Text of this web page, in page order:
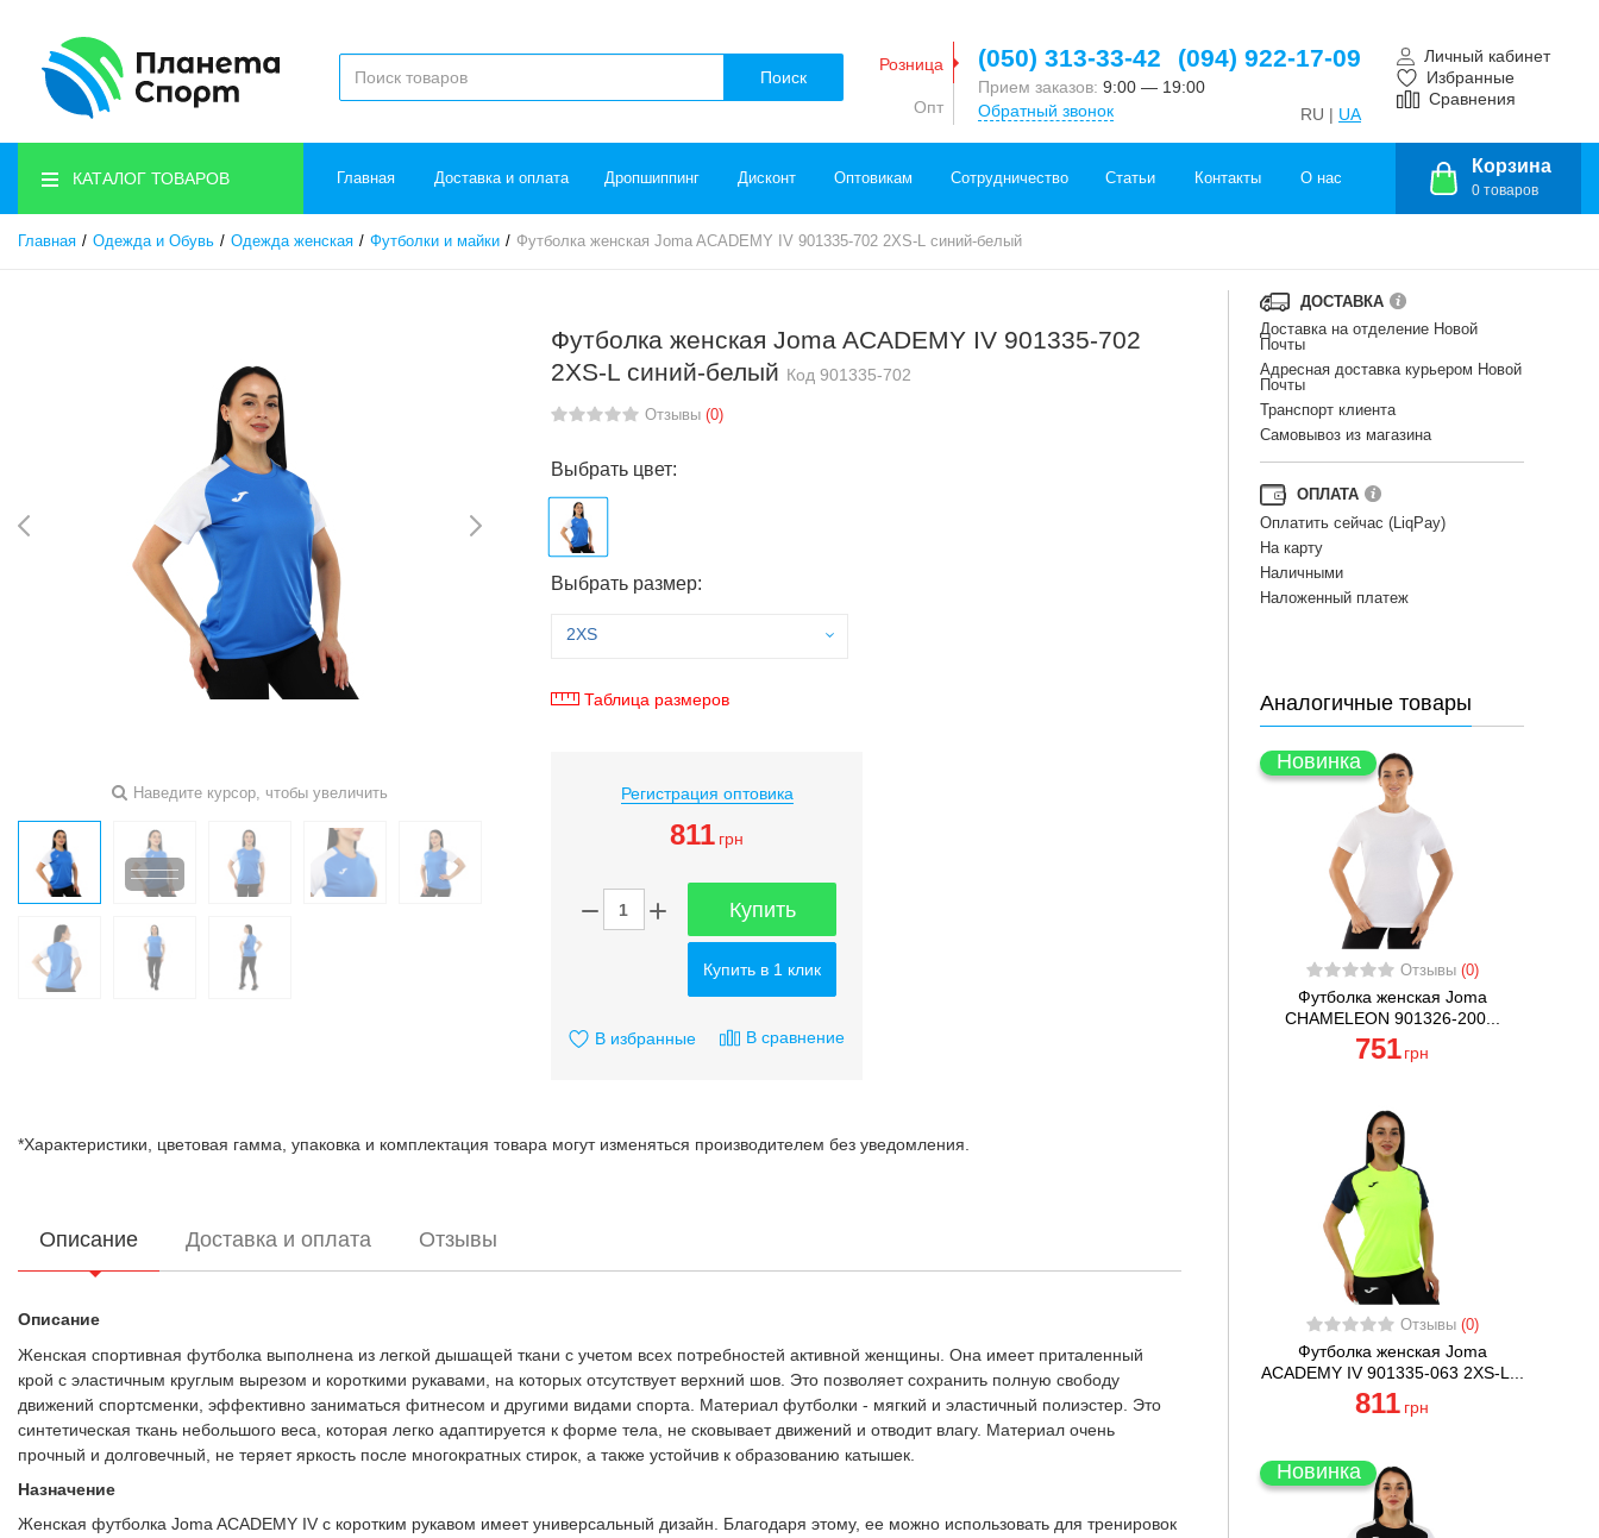
Поиск
Розница
Опт
(050) 313-33-42 (094) 922-17-09
Прием заказов: 9:00 — 19:00
Обратный звонок
RU | UA
Личный кабинет
Избранные
Сравнения
КАТАЛОГ ТОВАРОВ Главная Доставка и оплата Дропшиппинг Дисконт Оптовикам Сотрудничество Статьи Контакты О нас
Корзина
0 товаров
Главная Одежда и Обувь Одежда женская Футболки и майки Футболка женская Joma ACADEMY IV 901335-702 2XS-L синий-белый
Наведите курсор, чтобы увеличить
Футболка женская Joma ACADEMY IV 901335-702
2XS-L синий-белый Код 901335-702
Отзывы (0)
Выбрать цвет:
Выбрать размер:
2XS
Таблица размеров
Регистрация оптовика
811 грн
Купить
Купить в 1 клик
В избранные В сравнение
*Характеристики, цветовая гамма, упаковка и комплектация товара могут изменяться производителем без уведомления.
Описание
Описание
Женская спортивная футболка выполнена из легкой дышащей ткани с учетом всех потребностей активной женщины. Она имеет приталенный
крой с эластичным круглым вырезом и короткими рукавами, на которых отсутствует верхний шов. Это позволяет сохранить полную свободу
движений спортсменки, эффективно заниматься фитнесом и другими видами спорта. Материал футболки - мягкий и эластичный полиэстер. Это
синтетическая ткань небольшого веса, которая легко адаптируется к форме тела, не сковывает движений и отводит влагу. Материал очень
прочный и долговечный, не теряет яркость после многократных стирок, а также устойчив к образованию катышек.
Назначение
Женская футболка Joma ACADEMY IV с коротким рукавом имеет универсальный дизайн. Благодаря этому, ее можно использовать для тренировок
Доставка и оплата Отзывы
ДОСТАВКА
Доставка на отделение Новой
Почты
Адресная доставка курьером Новой
Почты
Транспорт клиента
Самовывоз из магазина
ОПЛАТА
Оплатить сейчас (LiqPay)
На карту
Наличными
Наложенный платеж
Аналогичные товары
Новинка
Отзывы (0)
Футболка женская Joma
CHAMELEON 901326-200...
751 грн
Отзывы (0)
Футболка женская Joma
ACADEMY IV 901335-063 2XS-L...
811 грн
Новинка